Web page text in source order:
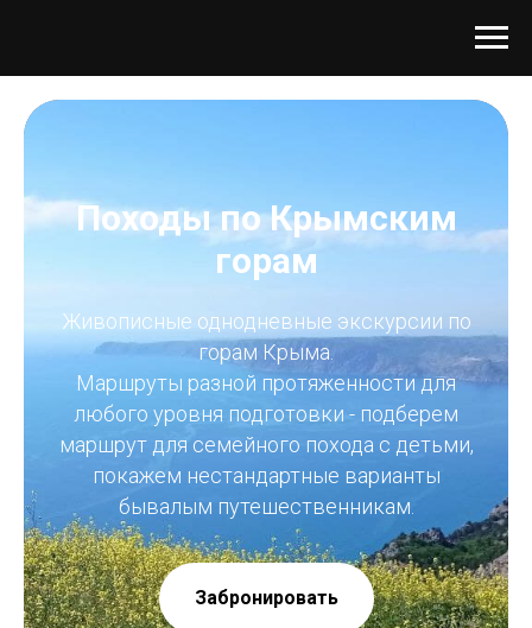
Походы по Крымским
горам
Живописные однодневные экскурсии по
горам Крыма.
Маршруты разной протяженности для
любого уровня подготовки - подберем
маршрут для семейного похода с детьми,
покажем нестандартные варианты
бывалым путешественникам.
Забронировать